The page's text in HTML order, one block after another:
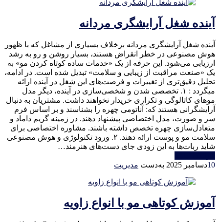
آینده شغل آرایشگری مردانه
آینده شغل آرایشگری مردانه برخلاف بسیاری از مشاغل که با ظهور
هوش مصنوعی در خطر انقراض هستند، بسیار روشن و رو به رشد
ارزیابی می‌شود. این حرفه از یک «خدمات ساده کوتاه کردن مو» به
یک «صنعت مراقبت از زیبایی و سلامت» تبدیل شده است. در ادامه،
تحلیل دقیق‌تری از تغییرات و فرصت‌های این شغل در آینده ارائه
میگردد : ۱. تخصصی شدن و شخصی‌سازی در آینده، دیگر مدل
موهای کاتالوگی و تکراری خریدار نخواهند داشت. مشتریان به دنبال
آرایشگرانی هستند که: آناتومی چهره را بشناسند و بر اساس فرم
سر و صورت، مدل اختصاصی پیشنهاد دهند. در زمینه گریم داماد و
متعادل‌سازی چهره تخصص داشته باشند. مشاوره اختصاصی برای
سلامت مو و پوست ارائه دهند. ۲. ورود تکنولوژی و هوش مصنوعی
شاید ربات‌ها به این زودی جای دست‌های هنرمند…
10دسامبر 2025 به‌دست مدیریت
آموزش کوتاهی مو با انواع زاویه